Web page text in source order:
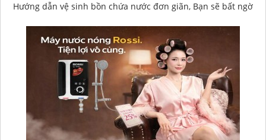
Hướng dẫn vệ sinh bồn chứa nước đơn giãn, Bạn sẽ bất ngờ